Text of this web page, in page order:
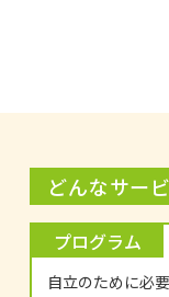
どんなサー
プログラム
自立のために必